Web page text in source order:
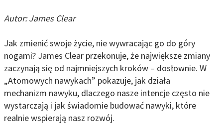
Autor: James Clear
Jak zmienić swoje życie, nie wywracając go do góry
nogami? James Clear przekonuje, że największe zmiany
zaczynają się od najmniejszych kroków – dosłownie. W
„Atomowych nawykach” pokazuje, jak działa
mechanizm nawyku, dlaczego nasze intencje często nie
wystarczają i jak świadomie budować nawyki, które
realnie wspierają nasz rozwój.